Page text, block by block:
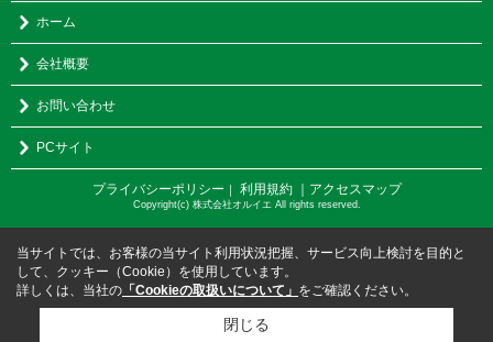
ホーム
会社概要
お問い合わせ
PCサイト
プライバシーポリシー ｜ 利用規約 ｜アクセスマップ
Copyright(c) 株式会社オルイエ All rights reserved.
当サイトでは、お客様の当サイト利用状況把握、サービス向上検討を目的と
して、クッキー（Cookie）を使用しています。
詳しくは、当社の 「Cookieの取扱いについて」 をご確認ください。
閉じる